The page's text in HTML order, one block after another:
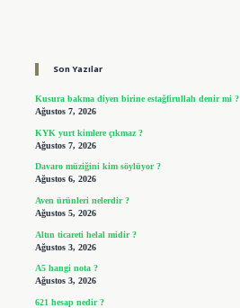
Son Yazılar
Kusura bakma diyen birine estağfirullah denir mi ?
Ağustos 7, 2026
KYK yurt kimlere çıkmaz ?
Ağustos 7, 2026
Davaro müziğini kim söylüyor ?
Ağustos 6, 2026
Aven ürünleri nelerdir ?
Ağustos 5, 2026
Altın ticareti helal midir ?
Ağustos 3, 2026
A5 hangi nota ?
Ağustos 3, 2026
621 hesap nedir ?